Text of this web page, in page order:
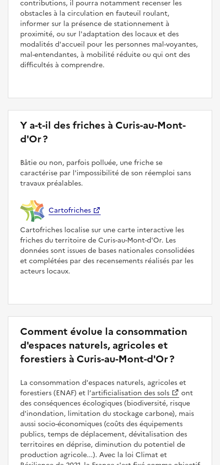
contributions, il pourra notamment recenser les
obstacles à la circulation en fauteuil roulant,
informer sur la présence de stationnement à
proximité, ou sur l'adaptation des locaux et des
modalités d'accueil pour les personnes mal-voyantes,
mal-entendantes, à mobilité réduite ou qui ont des
difficultés à comprendre.
Y a-t-il des friches à Curis-au-Mont-
d'Or ?
Bâtie ou non, parfois polluée, une friche se
caractérise par l'impossibilité de son réemploi sans
travaux préalables.
Cartofriches
Cartofriches localise sur une carte interactive les
friches du territoire de Curis-au-Mont-d'Or. Les
données sont issues de bases nationales consolidées
et complétées par des recensements réalisés par les
acteurs locaux.
Comment évolue la consommation
d'espaces naturels, agricoles et
forestiers à Curis-au-Mont-d'Or ?
La consommation d'espaces naturels, agricoles et
forestiers (ENAF) et l’artificialisation des sols
ont
des conséquences écologiques (biodiversité, risque
d'inondation, limitation du stockage carbone), mais
aussi socio-économiques (coûts des équipements
publics, temps de déplacement, dévitalisation des
territoires en déprise, diminution du potentiel de
production agricole...). Avec la loi Climat et